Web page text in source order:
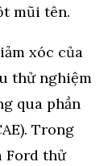
mũi tên.
xóc của
thử nghiệm
qua phần
Trong
Ford thử